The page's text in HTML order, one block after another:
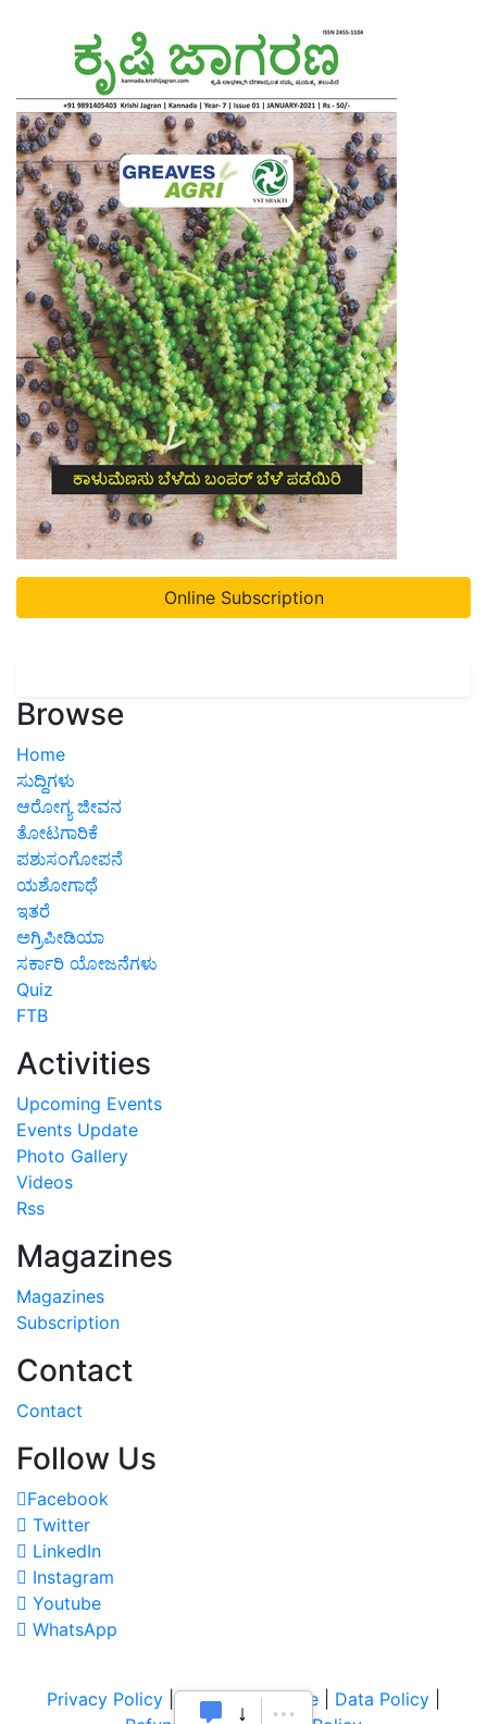
Online Subscription
Browse
Home
ಸುದ್ದಿಗಳು
ಆರೋಗ್ಯ ಜೀವನ
ತೋಟಗಾರಿಕೆ
ಪಶುಸಂಗೋಪನೆ
ಯಶೋಗಾಥೆ
ಇತರೆ
ಅಗ್ರಿಪೀಡಿಯಾ
ಸರ್ಕಾರಿ ಯೋಜನೆಗಳು
Quiz
FTB
Activities
Upcoming Events
Events Update
Photo Gallery
Videos
Rss
Magazines
Magazines
Subscription
Contact
Contact
Follow Us
Facebook
Twitter
LinkedIn
Instagram
Youtube
WhatsApp
Privacy Policy |Terms of Service Data Policy